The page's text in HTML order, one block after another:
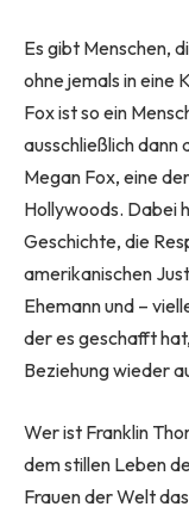
Es gibt Menschen,
ohne jemals in eine
Fox ist so ein
ausschließlich dann
Megan Fox, eine
Hollywoods. Dabei
Geschichte, die
amerikanischen
Ehemann und –
der es geschafft
Beziehung wieder
Wer ist Franklin
dem stillen Leben
Frauen der Welt